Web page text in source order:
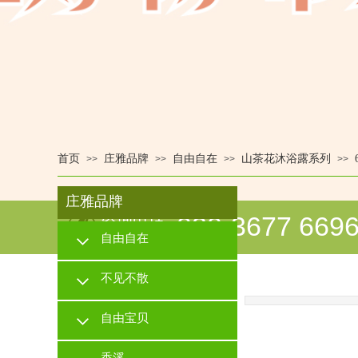
首页 >> 庄雅品牌 >> 自由自在 >> 山茶花沐浴露系列 >>
庄雅品牌
自由自在
不见不散
自由宝贝
咨询电话
CONSULTING 020-3677